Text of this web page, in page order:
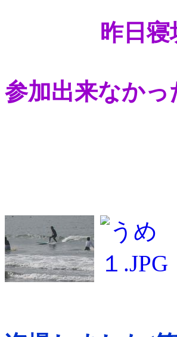
昨日
参加出来なかっ